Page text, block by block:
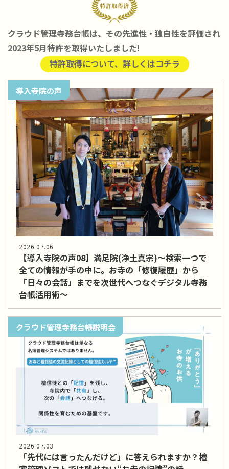
クラウド管理寺務台帳は、その先進性・独自性を評価され
2023年5月特許を取得いたしました!
特許取得について、詳しくはコチラ
導入寺院の声
2026.07.06
【導入寺院の声08】満足院(浄土真宗)～検索一つで
全ての情報が手の中に。お寺の「修復履歴」から
「日々の会話」までを次世代へつなぐデジタル寺務
台帳活用術～
クラウド管理寺務台帳説明会
2026.07.03
「先代には言ったんだけど」に答えられますか？檀